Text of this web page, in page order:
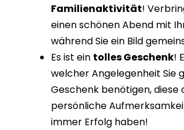
Familienaktivität!
einen schönen Abend mit
während Sie ein Bild
Es ist ein tolles Geschenk!
welcher Angelegenheit Sie
Geschenk benötigen, diese
persönliche
immer Erfolg haben!